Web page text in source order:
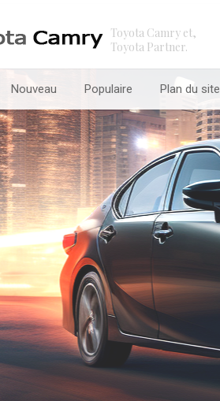
Toyota Camry et,
Toyota Partner.
Nouveau Populaire Plan du site